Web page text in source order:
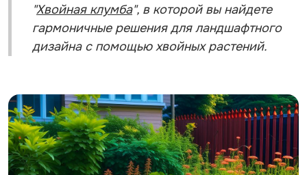
"Хвойная клумба", в которой вы найдете
гармоничные решения для ландшафтного
дизайна с помощью хвойных растений.